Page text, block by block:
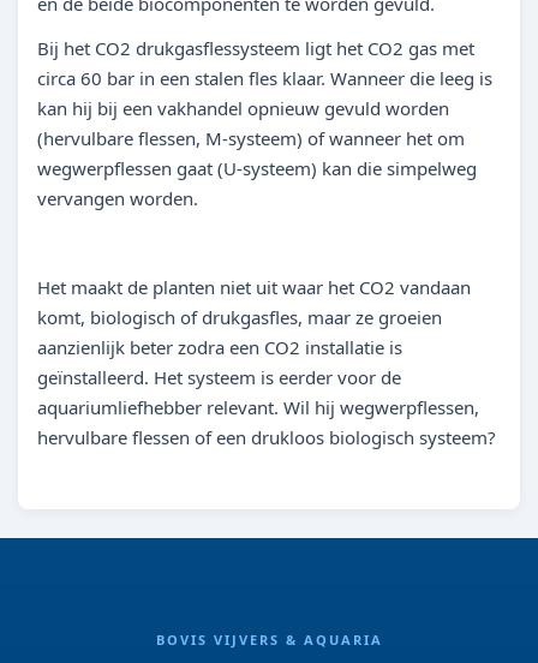
Bij het CO2 drukgasflessysteem ligt het CO2 gas met
circa 60 bar in een stalen fles klaar. Wanneer die leeg is
kan hij bij een vakhandel opnieuw gevuld worden
(hervulbare flessen, M-systeem) of wanneer het om
wegwerpflessen gaat (U-systeem) kan die simpelweg
vervangen worden.
Het maakt de planten niet uit waar het CO2 vandaan
komt, biologisch of drukgasfles, maar ze groeien
aanzienlijk beter zodra een CO2 installatie is
geïnstalleerd. Het systeem is eerder voor de
aquariumliefhebber relevant. Wil hij wegwerpflessen,
hervulbare flessen of een drukloos biologisch systeem?
BOVIS VIJVERS & AQUARIA